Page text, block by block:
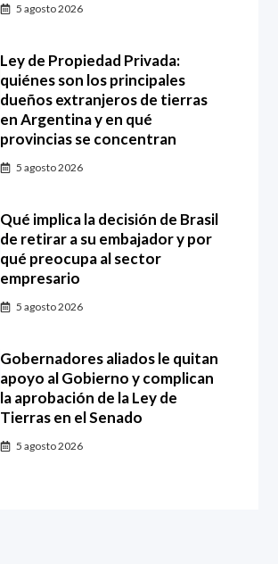
5 agosto 2026
Ley de Propiedad Privada:
quiénes son los principales
dueños extranjeros de tierras
en Argentina y en qué
provincias se concentran
5 agosto 2026
Qué implica la decisión de Brasil
de retirar a su embajador y por
qué preocupa al sector
empresario
5 agosto 2026
Gobernadores aliados le quitan
apoyo al Gobierno y complican
la aprobación de la Ley de
Tierras en el Senado
5 agosto 2026